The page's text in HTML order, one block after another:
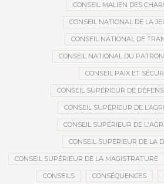
CONSEIL MALIEN DES
CONSEIL NATIONAL DE LA
CONSEIL NATIONAL DE
CONSEIL NATIONAL DU
CONSEIL PAIX ET
CONSEIL SUPÉRIEUR DE
CONSEIL SUPÉRIEUR DE
CONSEIL SUPÉRIEUR DE
CONSEIL SUPÉRIEUR DE LA
CONSEIL SUPÉRIEUR DE LA MAGISTRATURE
CONSEILS CONSÉQUENCES